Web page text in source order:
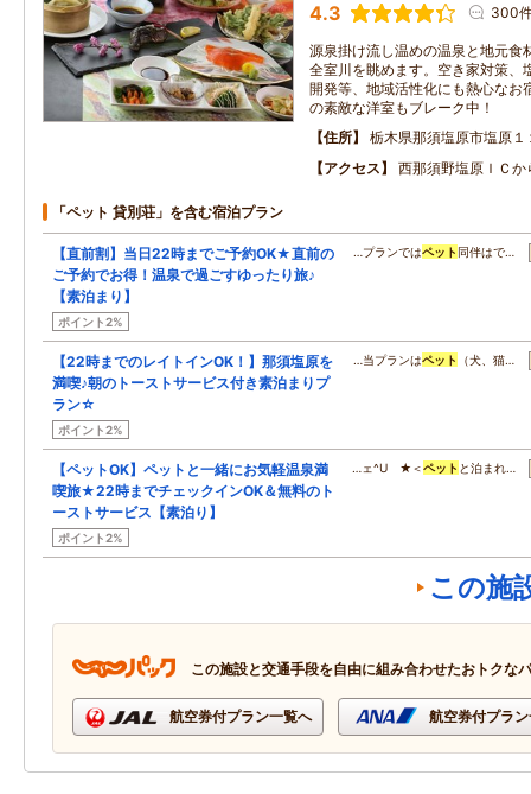
4.3 300
源泉掛け流し温めの温泉と地元食
全室川を眺めます。空き家対策、
開発等、地域活性化にも熱心なお
の素敵な洋室もブレーク中！
住所
栃木県那須塩原市塩原１
アクセス
西那須野塩原ＩＣ
「ペット 貸別荘」を含む宿泊プラン
【直前割】当日22時までご予約OK★直前の
ご予約でお得！温泉で過ごすゆったり旅♪
【素泊まり】
ポイント2%
…プランではペット 同伴はで…
【22時までのレイトインOK！】那須塩原を
満喫♪朝のトーストサービス付き素泊まりプ
ラン☆
ポイント2%
…当プランはペット （犬、猫…
【ペットOK】ペットと一緒にお気軽温泉満
喫旅★22時までチェックインOK＆無料のト
ーストサービス【素泊り】
ポイント2%
…ェ^U ★＜ペット と泊まれ…
この施
この施設と交通手段を自由に組み合わせたおトクな
航空券付プラン一覧へ 航空券付プラ